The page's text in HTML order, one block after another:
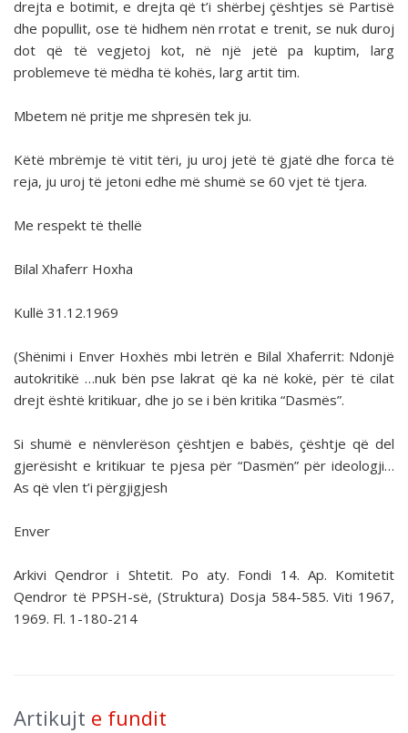
drejta e botimit, e drejta që t’i shërbej çështjes së Partisë
dhe popullit, ose të hidhem nën rrotat e trenit, se nuk duroj
dot që të vegjetoj kot, në një jetë pa kuptim, larg
problemeve të mëdha të kohës, larg artit tim.
Mbetem në pritje me shpresën tek ju.
Këtë mbrëmje të vitit tëri, ju uroj jetë të gjatë dhe forca të
reja, ju uroj të jetoni edhe më shumë se 60 vjet të tjera.
Me respekt të thellë
Bilal Xhaferr Hoxha
Kullë 31.12.1969
(Shënimi i Enver Hoxhës mbi letrën e Bilal Xhaferrit: Ndonjë
autokritikë …nuk bën pse lakrat që ka në kokë, për të cilat
drejt është kritikuar, dhe jo se i bën kritika “Dasmës”.
Si shumë e nënvlerëson çështjen e babës, çështje që del
gjerësisht e kritikuar te pjesa për “Dasmën” për ideologji…
As që vlen t’i përgjigjesh
Enver
Arkivi Qendror i Shtetit. Po aty. Fondi 14. Ap. Komitetit
Qendror të PPSH-së, (Struktura) Dosja 584-585. Viti 1967,
1969. Fl. 1-180-214
Artikujt e fundit